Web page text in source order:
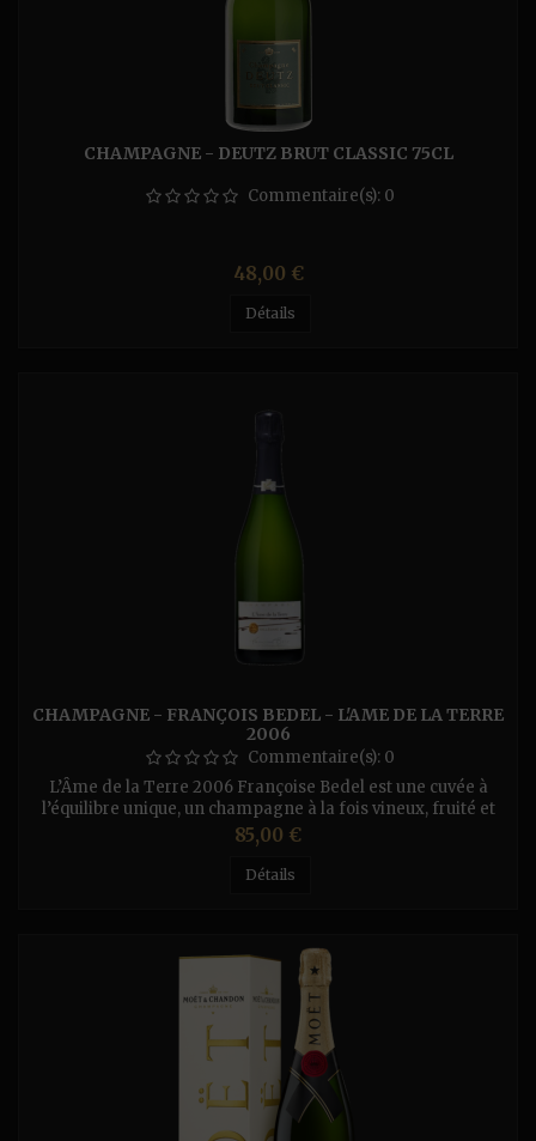
CHAMPAGNE - DEUTZ BRUT CLASSIC 75CL
Commentaire(s): 0
Prix
48,00 €
Détails
CHAMPAGNE - FRANÇOIS BEDEL - L'AME DE LA TERRE
2006
Commentaire(s): 0
L’Âme de la Terre 2006 Françoise Bedel est une cuvée à
l’équilibre unique, un champagne à la fois vineux, fruité et
tendu. Pour ce millésime 2006, Vincent Desaubeau a choisi
de faire reposer son assemblage sur une large part de Pinot
Meunier (90%), complété par une touche de Chardonnay
Prix
85,00 €
Détails